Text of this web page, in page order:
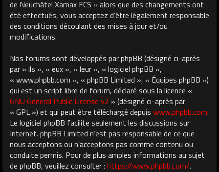
de Neuchâtel Xamax FCS » alors que des changements ont
été effectués, vous acceptez d’être légalement responsable
des conditions découlant des mises à jour et/ou
modifications.
Nos forums sont développés par phpBB (désigné ci-après
par « ils », « eux », « leur », « logiciel phpBB »,
« www.phpbb.com », « phpBB Limited », « Équipes phpBB »)
qui est un script libre de forum, déclaré sous la licence «
GNU General Public License v2 » (désigné ci-après par
« GPL ») et qui peut être téléchargé depuis www.phpbb.com.
Le logiciel phpBB facilite seulement les discussions sur
Internet. phpBB Limited n’est pas responsable de ce que
nous acceptons ou n’acceptons pas comme contenu ou
conduite permis. Pour de plus amples informations au sujet
de phpBB, veuillez consulter : https://www.phpbb.com/.